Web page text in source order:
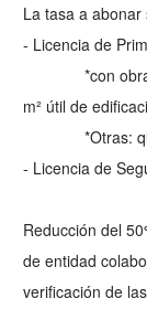
La tasa a
- Licencia de
*con obra:
m² útil de
*Otras:
- Licencia de
Reducción del
de entidad
verificación de